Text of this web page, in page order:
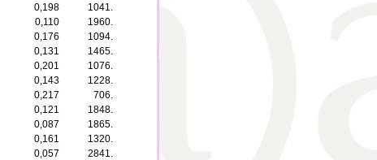
0,198
1041.
0,110
1960.
0,176
1094.
0,131
1465.
0,201
1076.
0,143
1228.
0,217
706.
0,121
1848.
0,087
1865.
0,161
1320.
0,057
2841.